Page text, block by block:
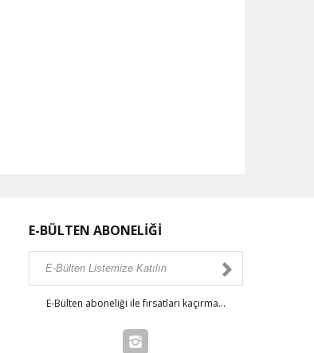
E-BÜLTEN ABONELİĞİ
E-Bülten aboneliği ile fırsatları kaçırma...